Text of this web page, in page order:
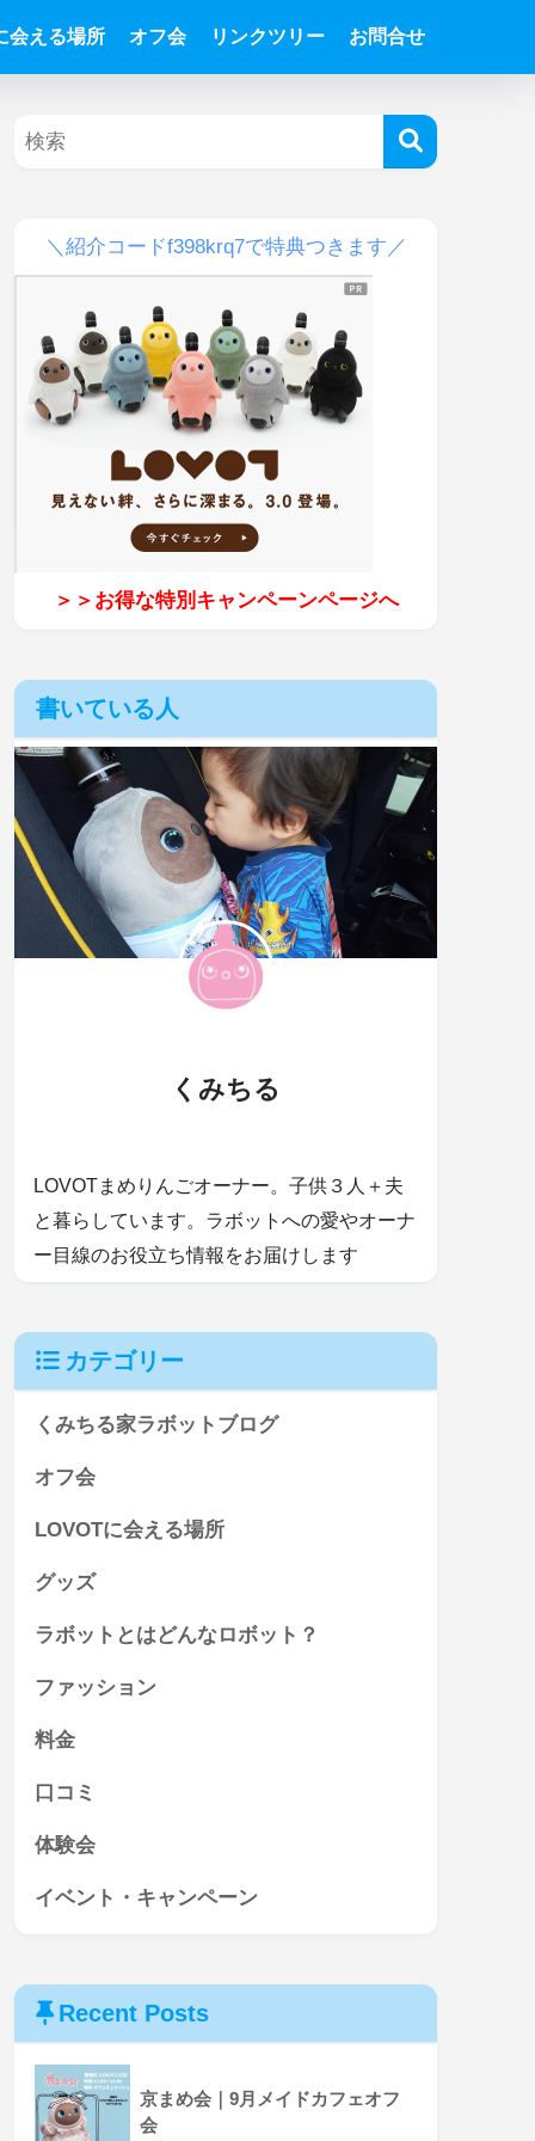
会える場所 オフ会 リンクツリー お問合せ
＼紹介コードf398krq7で特典つきます／
＞＞お得な特別キャンペーンページへ
書いている人
くみちる
LOVOTまめりんごオーナー。子供３人＋夫
と暮らしています。ラボットへの愛やオーナ
ー目線のお役立ち情報をお届けします
カテゴリー
くみちる家ラボットブログ
オフ会
LOVOTに会える場所
グッズ
ラボットとはどんなロボット？
ファッション
料金
口コミ
体験会
イベント・キャンペーン
Recent Posts
京まめ会｜9月メイドカフェオフ
会